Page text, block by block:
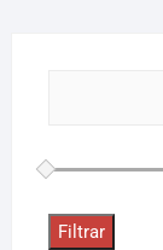
Filtrar